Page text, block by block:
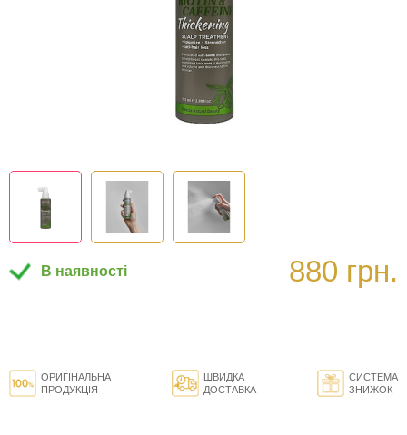
В наявності 880 грн.
ОРИГІНАЛЬНА
ПРОДУКЦІЯ
ШВИДКА
ДОСТАВКА
СИСТЕМА
ЗНИЖОК